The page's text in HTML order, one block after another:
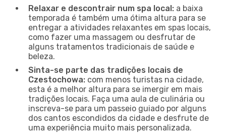
Relaxar e descontrair num spa local: a baixa
temporada é também uma ótima altura para se
entregar a atividades relaxantes em spas locais,
como fazer uma massagem ou desfrutar de
alguns tratamentos tradicionais de saúde e
beleza.
Sinta-se parte das tradições locais de
Czestochowa: com menos turistas na cidade,
esta é a melhor altura para se imergir em mais
tradições locais. Faça uma aula de culinária ou
inscreva-se para um passeio guiado por alguns
dos cantos escondidos da cidade e desfrute de
uma experiência muito mais personalizada.